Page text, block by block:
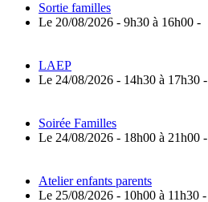
Sortie familles
Le 20/08/2026 - 9h30 à 16h00 -
LAEP
Le 24/08/2026 - 14h30 à 17h30 -
Soirée Familles
Le 24/08/2026 - 18h00 à 21h00 -
Atelier enfants parents
Le 25/08/2026 - 10h00 à 11h30 -